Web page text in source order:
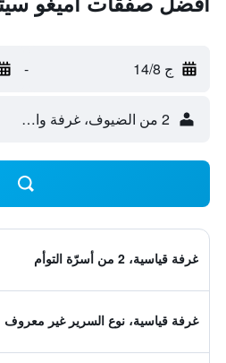
ج 14/8 -
2 من الضيوف، غرفة واحدة
غرفة قياسية، 2 من أسرّة التوأم
غرفة قياسية، نوع السرير غير معروف